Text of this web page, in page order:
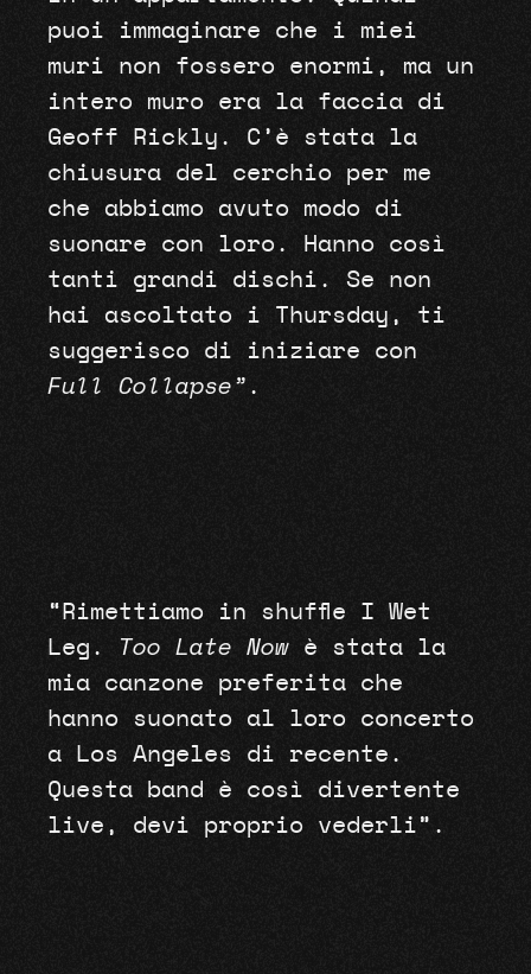
puoi immaginare che i miei
muri non fossero enormi, ma un
intero muro era la faccia di
Geoff Rickly. C’è stata la
chiusura del cerchio per me
che abbiamo avuto modo di
suonare con loro. Hanno così
tanti grandi dischi. Se non
hai ascoltato i Thursday, ti
suggerisco di iniziare con
Full Collapse” .
“Rimettiamo in shuffle I Wet
Leg.
Too Late Nowè stata la
mia canzone preferita che
hanno suonato al loro concerto
a Los Angeles di recente.
Questa band è così divertente
live, devi proprio vederli”.